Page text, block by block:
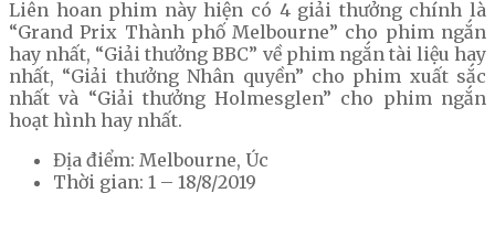
Liên hoan phim này hiện có 4 giải thưởng chính là
“Grand Prix Thành phố Melbourne” cho phim ngắn
hay nhất, “Giải thưởng BBC” về phim ngắn tài liệu hay
nhất, “Giải thưởng Nhân quyền” cho phim xuất sắc
nhất và “Giải thưởng Holmesglen” cho phim ngắn
hoạt hình hay nhất.
Địa điểm: Melbourne, Úc
Thời gian: 1 – 18/8/2019